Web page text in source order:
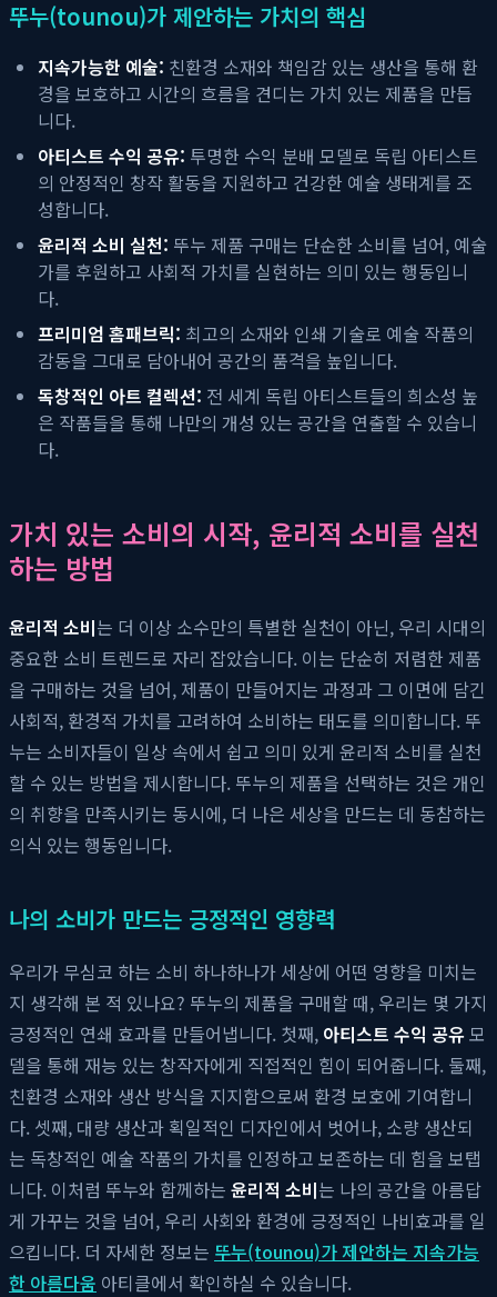
뚜누(tounou)가 제안하는 가치의 핵심
지속가능한 예술: 친환경 소재와 책임감 있는 생산을 통해 환
경을 보호하고 시간의 흐름을 견디는 가치 있는 제품을 만듭
니다.
아티스트 수익 공유: 투명한 수익 분배 모델로 독립 아티스트
의 안정적인 창작 활동을 지원하고 건강한 예술 생태계를 조
성합니다.
윤리적 소비 실천: 뚜누 제품 구매는 단순한 소비를 넘어, 예술
가를 후원하고 사회적 가치를 실현하는 의미 있는 행동입니
다.
프리미엄 홈패브릭: 최고의 소재와 인쇄 기술로 예술 작품의
감동을 그대로 담아내어 공간의 품격을 높입니다.
독창적인 아트 컬렉션: 전 세계 독립 아티스트들의 희소성 높
은 작품들을 통해 나만의 개성 있는 공간을 연출할 수 있습니
다.
가치 있는 소비의 시작, 윤리적 소비를 실천
하는 방법
윤리적 소비는 더 이상 소수만의 특별한 실천이 아닌, 우리 시대의
중요한 소비 트렌드로 자리 잡았습니다. 이는 단순히 저렴한 제품
을 구매하는 것을 넘어, 제품이 만들어지는 과정과 그 이면에 담긴
사회적, 환경적 가치를 고려하여 소비하는 태도를 의미합니다. 뚜
누는 소비자들이 일상 속에서 쉽고 의미 있게 윤리적 소비를 실천
할 수 있는 방법을 제시합니다. 뚜누의 제품을 선택하는 것은 개인
의 취향을 만족시키는 동시에, 더 나은 세상을 만드는 데 동참하는
의식 있는 행동입니다.
나의 소비가 만드는 긍정적인 영향력
우리가 무심코 하는 소비 하나하나가 세상에 어떤 영향을 미치는
지 생각해 본 적 있나요? 뚜누의 제품을 구매할 때, 우리는 몇 가지
긍정적인 연쇄 효과를 만들어냅니다. 첫째, 아티스트 수익 공유모
델을 통해 재능 있는 창작자에게 직접적인 힘이 되어줍니다. 둘째,
친환경 소재와 생산 방식을 지지함으로써 환경 보호에 기여합니
다. 셋째, 대량 생산과 획일적인 디자인에서 벗어나, 소량 생산되
는 독창적인 예술 작품의 가치를 인정하고 보존하는 데 힘을 보탭
니다. 이처럼 뚜누와 함께하는 윤리적 소비는 나의 공간을 아름답
게 가꾸는 것을 넘어, 우리 사회와 환경에 긍정적인 나비효과를 일
으킵니다. 더 자세한 정보는 뚜누(tounou)가 제안하는 지속가능
한 아름다움 아티클에서 확인하실 수 있습니다.